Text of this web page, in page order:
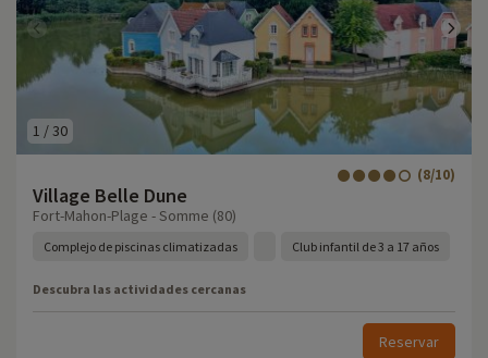
1 /30
Village Belle Dune
(8/10)
Fort-Mahon-Plage - Somme (80)
Complejo de piscinas climatizadas Club infantil de 3 a 17 años
Descubra las actividades cercanas
Reservar